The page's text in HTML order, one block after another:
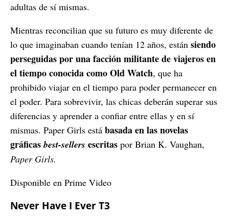
adultas de sí mismas.
Mientras reconcilian que su futuro es muy diferente de
lo que imaginaban cuando tenían 12 años, están siendo
perseguidas por una facción militante de viajeros en
el tiempo conocida como Old Watch, que ha
prohibido viajar en el tiempo para poder permanecer en
el poder. Para sobrevivir, las chicas deberán superar sus
diferencias y aprender a confiar entre ellas y en sí
mismas. Paper Girls está basada en las novelas
gráficasbest-sellers escritas por Brian K. Vaughan,
Paper Girls.
Disponible en Prime Video
Never Have I Ever T3